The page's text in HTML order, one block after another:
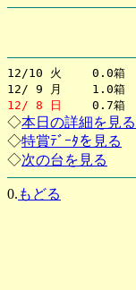
12/10 火 0.0箱
12/ 9 月 1.0箱
12/ 8 日
0.7箱
◇本日の詳細を見る
◇特賞ﾃﾞｰﾀを見る
◇次の台を見る
0. もどる